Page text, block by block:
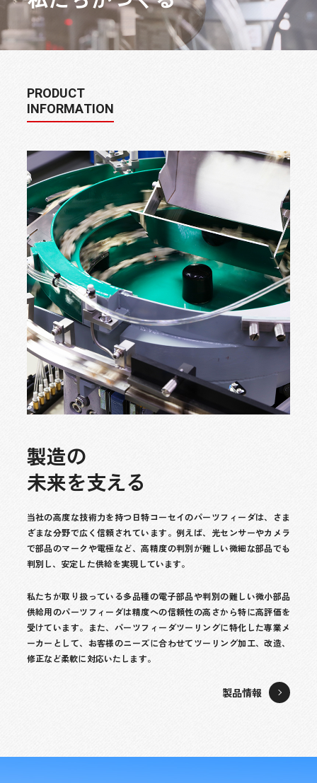
PRODUCT
INFORMATION
製造の
未来を支える
当社の高度な技術力を持つ日特コーセイのパーツフィーダは、さま
ざまな分野で広く信頼されています。例えば、光センサーやカメラ
で部品のマークや電極など、高精度の判別が難しい微細な部品でも
判別し、安定した供給を実現しています。
私たちが取り扱っている多品種の電子部品や判別の難しい微小部品
供給用のパーツフィーダは精度への信頼性の高さから特に高評価を
受けています。また、パーツフィーダツーリングに特化した専業メ
ーカーとして、お客様のニーズに合わせてツーリング加工、改造、
修正など柔軟に対応いたします。
製品情報